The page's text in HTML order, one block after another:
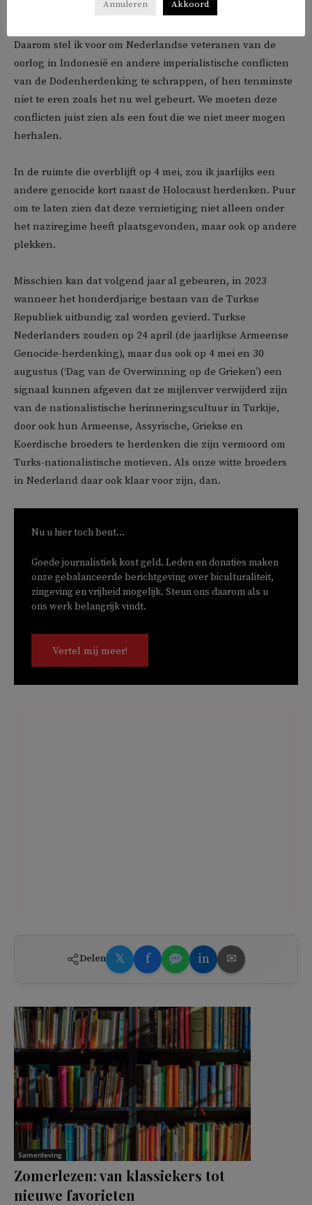
Daarom stel ik voor om Nederlandse veteranen van de
oorlog in Indonesië en andere imperialistische conflicten
van de Dodenherdenking te schrappen, of hen tenminste
niet te eren zoals het nu wel gebeurt. We moeten deze
conflicten juist zien als een fout die we niet meer mogen
herhalen.
In de ruimte die overblijft op 4 mei, zou ik jaarlijks een
andere genocide kort naast de Holocaust herdenken. Puur
om te laten zien dat deze vernietiging niet alleen onder
het naziregime heeft plaatsgevonden, maar ook op andere
plekken.
Misschien kan dat volgend jaar al gebeuren, in 2023
wanneer het honderdjarige bestaan van de Turkse
Republiek uitbundig zal worden gevierd. Turkse
Nederlanders zouden op 24 april (de jaarlijkse Armeense
Genocide-herdenking), maar dus ook op 4 mei en 30
augustus (‘Dag van de Overwinning op de Grieken’) een
signaal kunnen afgeven dat ze mijlenver verwijderd zijn
van de nationalistische herinneringscultuur in Turkije,
door ook hun Armeense, Assyrische, Griekse en
Koerdische broeders te herdenken die zijn vermoord om
Turks-nationalistische motieven. Als onze witte broeders
in Nederland daar ook klaar voor zijn, dan.
Nu u hier toch bent...
Goede journalistiek kost geld. Leden en donaties maken
onze gebalanceerde berichtgeving over biculturaliteit,
zingeving en vrijheid mogelijk. Steun ons daarom als u
ons werk belangrijk vindt.
Vertel mij meer!
Delen 𝕏 f in ✉
Samenleving
Zomerlezen: van klassiekers tot
nieuwe favorieten
Annuleren Akkoord